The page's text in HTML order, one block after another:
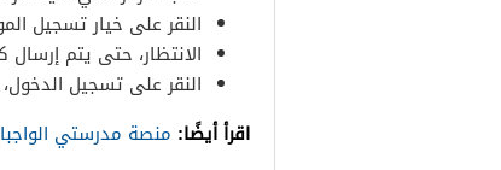
النقر على خيار تسجيل
الانتظار، حتى يتم
النقر على تسجيل
اقرأ أيضًا: منصة مدرستي